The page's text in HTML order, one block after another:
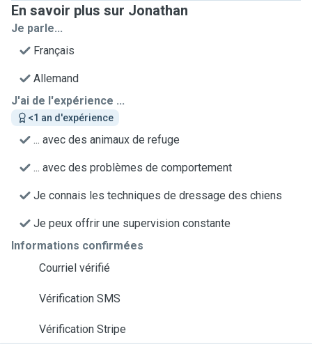
En savoir plus sur Jonathan
Je parle...
Français
Allemand
J'ai de l'expérience ...
<1 an d'expérience
... avec des animaux de refuge
... avec des problèmes de comportement
Je connais les techniques de dressage des chiens
Je peux offrir une supervision constante
Informations confirmées
Courriel vérifié
Vérification SMS
Vérification Stripe